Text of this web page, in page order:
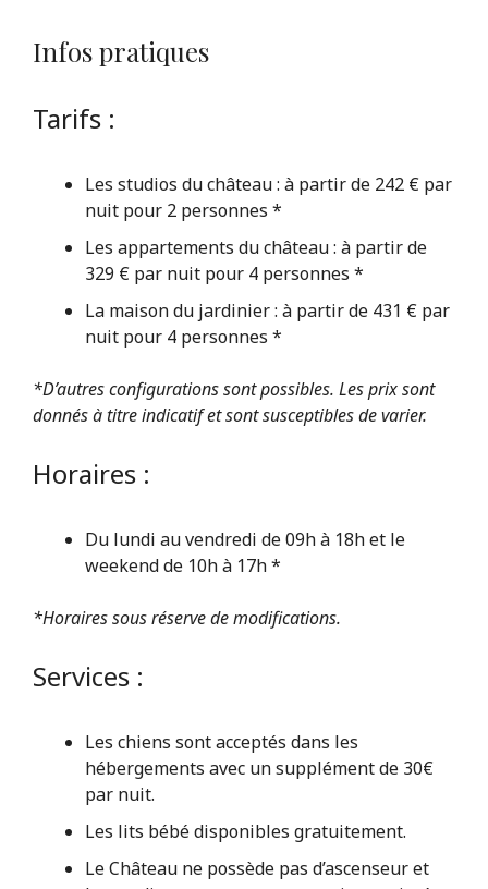
Infos pratiques
Tarifs :
Les studios du château : à partir de 242 € par
nuit pour 2 personnes *
Les appartements du château : à partir de
329 € par nuit pour 4 personnes *
La maison du jardinier : à partir de 431 € par
nuit pour 4 personnes *
*D’autres configurations sont possibles. Les prix sont
donnés à titre indicatif et sont susceptibles de varier.
Horaires :
Du lundi au vendredi de 09h à 18h et le
weekend de 10h à 17h *
*Horaires sous réserve de modifications.
Services :
Les chiens sont acceptés dans les
hébergements avec un supplément de 30€
par nuit.
Les lits bébé disponibles gratuitement.
Le Château ne possède pas d’ascenseur et